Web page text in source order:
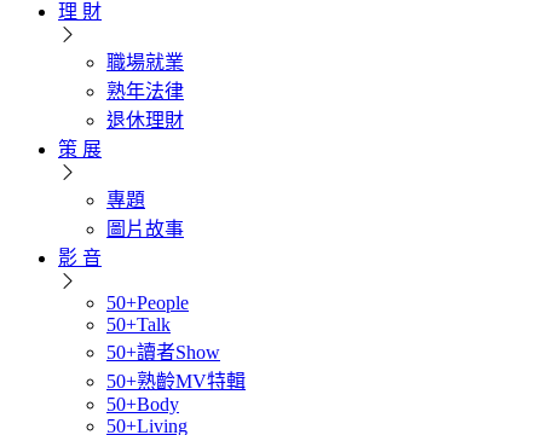
理 財
職場就業
熟年法律
退休理財
策 展
專題
圖片故事
影 音
50+People
50+Talk
50+讀者Show
50+熟齡MV特輯
50+Body
50+Living